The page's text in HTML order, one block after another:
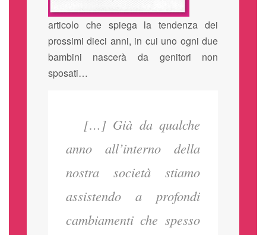
articolo che spiega la tendenza dei
prossimi dieci anni, in cui uno ogni due
bambini nascerà da genitori non
sposati…
[…] Già da qualche
anno all’interno della
nostra società stiamo
assistendo a profondi
cambiamenti che spesso